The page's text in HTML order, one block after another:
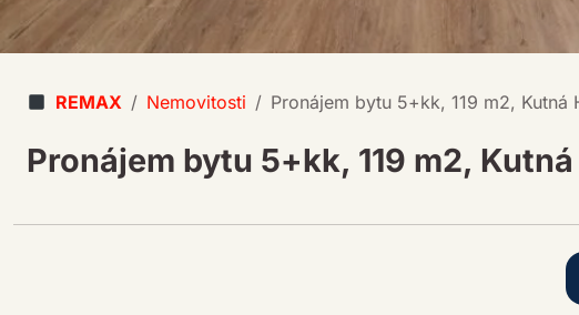
REMAX Nemovitosti Pronájem bytu 5+kk, 119 m2, Kutná
Pronájem bytu 5+kk, 119 m2,